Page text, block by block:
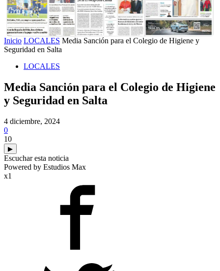
Inicio LOCALES Media Sanción para el Colegio de Higiene y
Seguridad en Salta
LOCALES
Media Sanción para el Colegio de Higiene
y Seguridad en Salta
4 diciembre, 2024
0
10
▶
Escuchar esta noticia
Powered by Estudios Max
x1